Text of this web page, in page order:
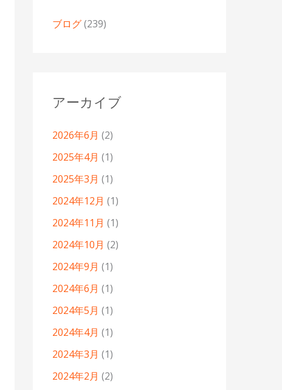
ブログ(239)
アーカイブ
2026年6月 (2)
2025年4月 (1)
2025年3月 (1)
2024年12月 (1)
2024年11月 (1)
2024年10月 (2)
2024年9月 (1)
2024年6月 (1)
2024年5月 (1)
2024年4月 (1)
2024年3月 (1)
2024年2月 (2)